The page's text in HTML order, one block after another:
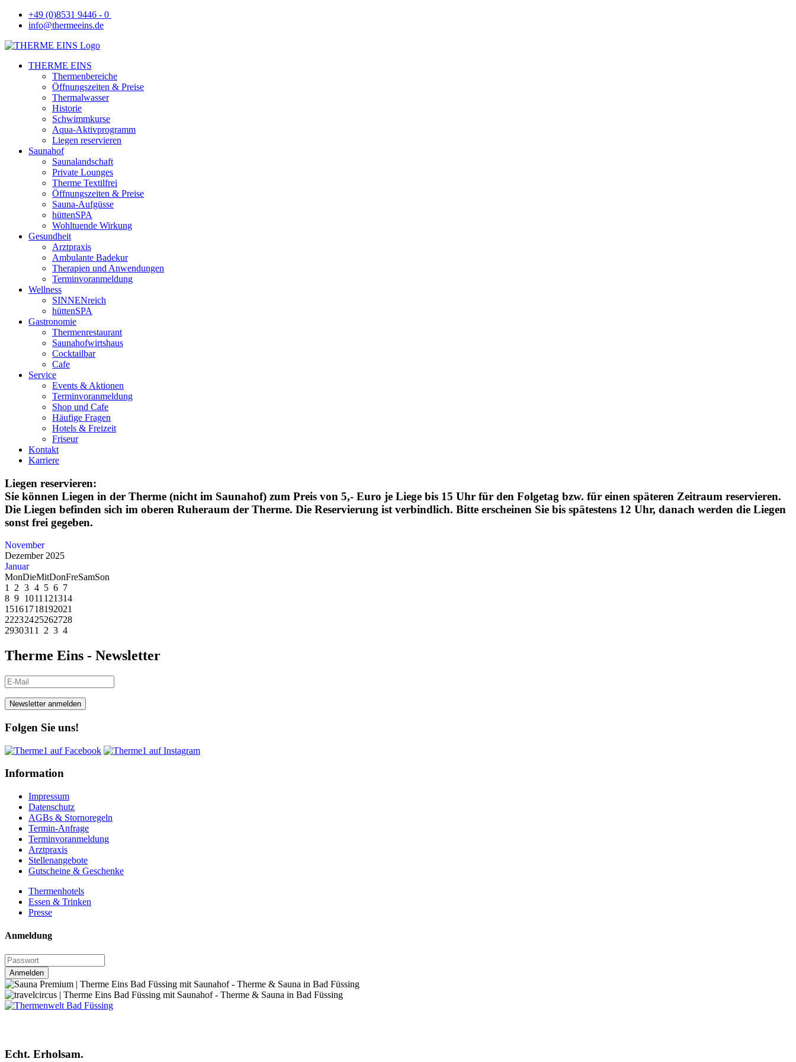
+49 (0)8531 9446 - 0
info@thermeeins.de
THERME EINS
Thermenbereiche
Öffnungszeiten & Preise
Thermalwasser
Historie
Schwimmkurse
Aqua-Aktivprogramm
Liegen reservieren
Saunahof
Saunalandschaft
Private Lounges
Therme Textilfrei
Öffnungszeiten & Preise
Sauna-Aufgüsse
hüttenSPA
Wohltuende Wirkung
Gesundheit
Arztpraxis
Ambulante Badekur
Therapien und Anwendungen
Terminvoranmeldung
Wellness
SINNENreich
hüttenSPA
Gastronomie
Thermenrestaurant
Saunahofwirtshaus
Cocktailbar
Cafe
Service
Events & Aktionen
Terminvoranmeldung
Shop und Cafe
Häufige Fragen
Hotels & Freizeit
Friseur
Kontakt
Karriere
Liegen reservieren:
Sie können Liegen in der Therme (nicht im Saunahof) zum Preis von 5,- Euro je Liege bis 15 Uhr für den Folgetag bzw. für einen späteren Zeitraum reservieren.
Die Liegen befinden sich im oberen Ruheraum der Therme. Die Reservierung ist verbindlich. Bitte erscheinen Sie bis spätestens 12 Uhr, danach werden die Liegen
sonst frei gegeben.
November
Dezember 2025
Januar
MonDieMitDonFreSamSon
1 2 3 4 5 6 7
8 9 1011121314
15161718192021
22232425262728
2930311 2 3 4
Therme Eins - Newsletter
Newsletter anmelden
Folgen Sie uns!
Information
Impressum
Datenschutz
AGBs & Stornoregeln
Termin-Anfrage
Terminvoranmeldung
Arztpraxis
Stellenangebote
Gutscheine & Geschenke
Thermenhotels
Essen & Trinken
Presse
Anmeldung
Anmelden
Echt. Erholsam.